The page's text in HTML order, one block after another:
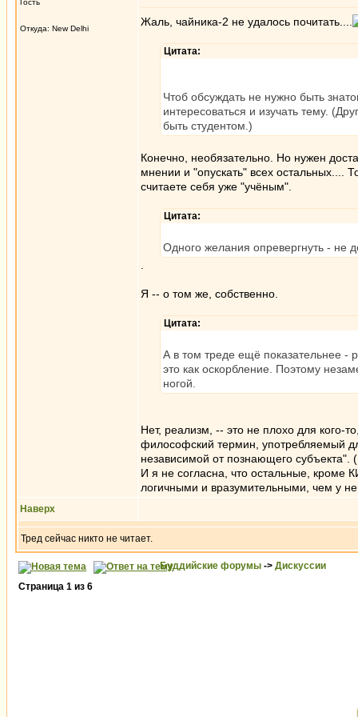
Гость
Откуда: New Delhi
Жаль, чайника-2 не удалось почитать....
Цитата:
Чтоб обсуждать не нужно быть
интересоваться и изучать тему.
быть студентом.)
Конечно, необязательно. Но нужен
мнении и "опускать" всех остальных....
считаете себя уже "учёным".
Цитата:
Одного желания опревергнуть - не
Я -- о том же, собственно.
Цитата:
А в том треде ещё показательнее -
это как оскорбление. Поэтому
ногой.
Нет, реализм, -- это не плохо для
философский термин, употребляемый
независимой от познающего
И я не согласна, что остальные, кроме
логичными и вразумительными, чем у
Наверх
Тред сейчас никто не читает.
Буддийские форумы -> Дискуссии
Страница 1 из 6